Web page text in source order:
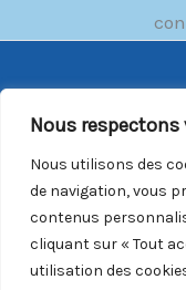
Nous respectons
Nous utilisons des
de navigation, vous
contenus
cliquant sur « Tout
utilisation des
Copyright © 2026
Du lundi au
Email :
Téléphone :06